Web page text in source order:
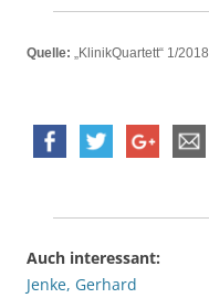
Quelle: „KlinikQuartett“ 1/2018
Auch interessant:
Jenke, Gerhard